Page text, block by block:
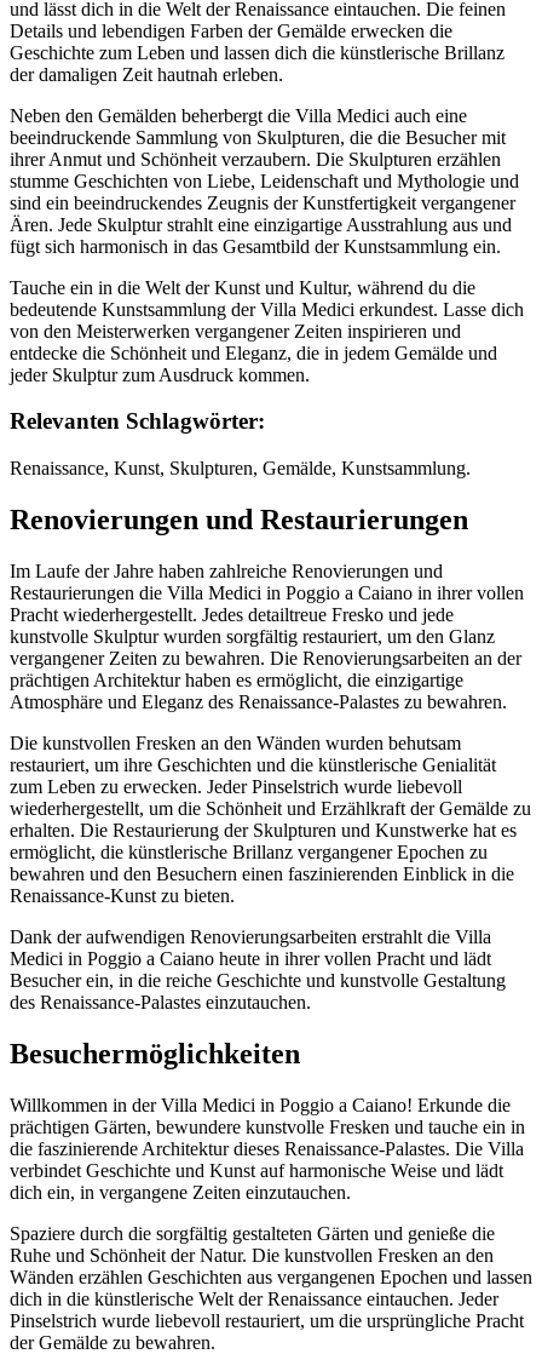
und lässt dich in die Welt der Renaissance eintauchen. Die feinen
Details und lebendigen Farben der Gemälde erwecken die
Geschichte zum Leben und lassen dich die künstlerische Brillanz
der damaligen Zeit hautnah erleben.
Neben den Gemälden beherbergt die Villa Medici auch eine
beeindruckende Sammlung von Skulpturen, die die Besucher mit
ihrer Anmut und Schönheit verzaubern. Die Skulpturen erzählen
stumme Geschichten von Liebe, Leidenschaft und Mythologie und
sind ein beeindruckendes Zeugnis der Kunstfertigkeit vergangener
Ären. Jede Skulptur strahlt eine einzigartige Ausstrahlung aus und
fügt sich harmonisch in das Gesamtbild der Kunstsammlung ein.
Tauche ein in die Welt der Kunst und Kultur, während du die
bedeutende Kunstsammlung der Villa Medici erkundest. Lasse dich
von den Meisterwerken vergangener Zeiten inspirieren und
entdecke die Schönheit und Eleganz, die in jedem Gemälde und
jeder Skulptur zum Ausdruck kommen.
Relevanten Schlagwörter:
Renaissance, Kunst, Skulpturen, Gemälde, Kunstsammlung.
Renovierungen und Restaurierungen
Im Laufe der Jahre haben zahlreiche Renovierungen und
Restaurierungen die Villa Medici in Poggio a Caiano in ihrer vollen
Pracht wiederhergestellt. Jedes detailtreue Fresko und jede
kunstvolle Skulptur wurden sorgfältig restauriert, um den Glanz
vergangener Zeiten zu bewahren. Die Renovierungsarbeiten an der
prächtigen Architektur haben es ermöglicht, die einzigartige
Atmosphäre und Eleganz des Renaissance-Palastes zu bewahren.
Die kunstvollen Fresken an den Wänden wurden behutsam
restauriert, um ihre Geschichten und die künstlerische Genialität
zum Leben zu erwecken. Jeder Pinselstrich wurde liebevoll
wiederhergestellt, um die Schönheit und Erzählkraft der Gemälde zu
erhalten. Die Restaurierung der Skulpturen und Kunstwerke hat es
ermöglicht, die künstlerische Brillanz vergangener Epochen zu
bewahren und den Besuchern einen faszinierenden Einblick in die
Renaissance-Kunst zu bieten.
Dank der aufwendigen Renovierungsarbeiten erstrahlt die Villa
Medici in Poggio a Caiano heute in ihrer vollen Pracht und lädt
Besucher ein, in die reiche Geschichte und kunstvolle Gestaltung
des Renaissance-Palastes einzutauchen.
Besuchermöglichkeiten
Willkommen in der Villa Medici in Poggio a Caiano! Erkunde die
prächtigen Gärten, bewundere kunstvolle Fresken und tauche ein in
die faszinierende Architektur dieses Renaissance-Palastes. Die Villa
verbindet Geschichte und Kunst auf harmonische Weise und lädt
dich ein, in vergangene Zeiten einzutauchen.
Spaziere durch die sorgfältig gestalteten Gärten und genieße die
Ruhe und Schönheit der Natur. Die kunstvollen Fresken an den
Wänden erzählen Geschichten aus vergangenen Epochen und lassen
dich in die künstlerische Welt der Renaissance eintauchen. Jeder
Pinselstrich wurde liebevoll restauriert, um die ursprüngliche Pracht
der Gemälde zu bewahren.